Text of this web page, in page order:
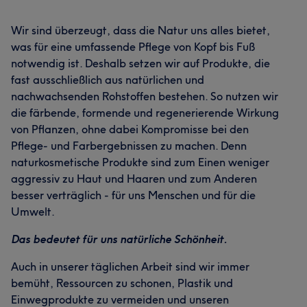
Wir sind überzeugt, dass die Natur uns alles bietet,
was für eine umfassende Pflege von Kopf bis Fuß
notwendig ist. Deshalb setzen wir auf Produkte, die
fast ausschließlich aus natürlichen und
nachwachsenden Rohstoffen bestehen. So nutzen wir
die färbende, formende und regenerierende Wirkung
von Pflanzen, ohne dabei Kompromisse bei den
Pflege- und Farbergebnissen zu machen. Denn
naturkosmetische Produkte sind zum Einen weniger
aggressiv zu Haut und Haaren und zum Anderen
besser verträglich - für uns Menschen und für die
Umwelt.
Das bedeutet für uns natürliche Schönheit.
Auch in unserer täglichen Arbeit sind wir immer
bemüht, Ressourcen zu schonen, Plastik und
Einwegprodukte zu vermeiden und unseren